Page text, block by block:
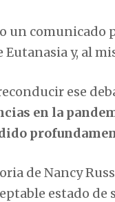
un
Eutanasia y, al
ese
en la
de Nancy
estado